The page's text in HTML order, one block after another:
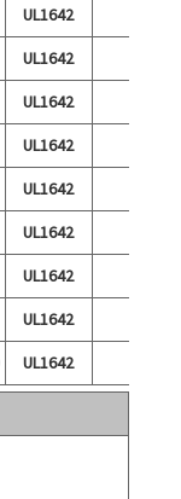
UL1642
UL1642
UL1642
UL1642
UL1642
UL1642
UL1642
UL1642
UL1642